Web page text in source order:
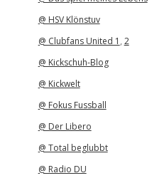
@ HSV Klönstuv
@ Clubfans United 1 , 2
@ Kickschuh-Blog
@ Kickwelt
@ Fokus Fussball
@ Der Libero
@ Total beglubbt
@ Radio DU